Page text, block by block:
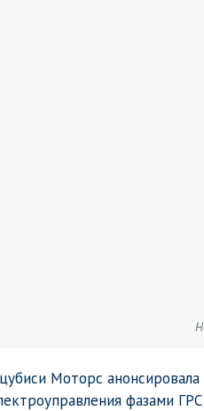
Моторс
фазами